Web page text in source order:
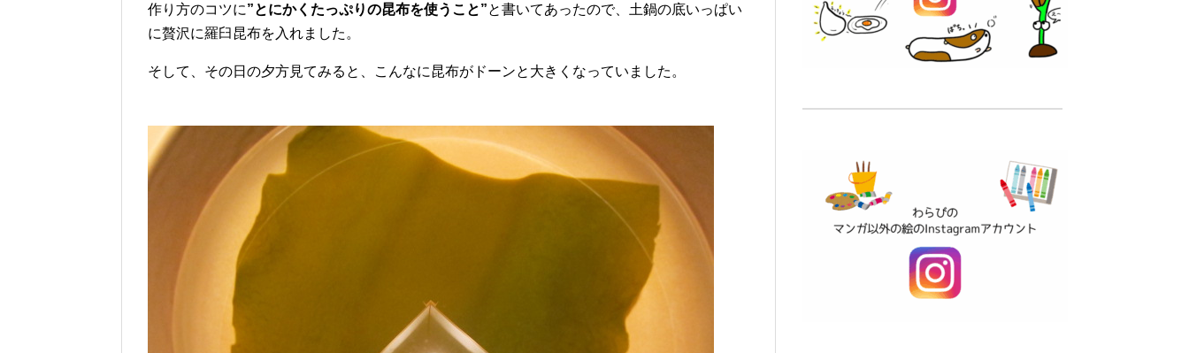
作り方のコツに”とにかくたっぷりの昆布を使うこと”と書いてあったので、土鍋の底いっぱい
に贅沢に羅臼昆布を入れました。
そして、その日の夕方見てみると、こんなに昆布がドーンと大きくなっていました。